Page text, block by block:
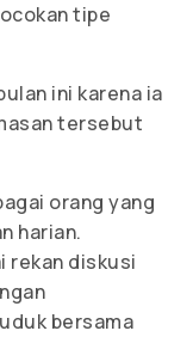
tipe
ini karena ia
tersebut
orang yang
harian.
rekan diskusi
bersama